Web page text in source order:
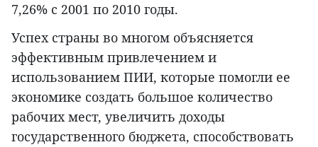
7,26% с 2001 по 2010 годы.
Успех страны во многом объясняется
эффективным привлечением и
использованием ПИИ, которые помогли ее
экономике создать большое количество
рабочих мест, увеличить доходы
государственного бюджета, способствовать